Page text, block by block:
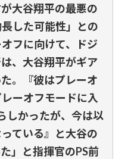
大谷翔平の最悪の
した可能性」との
フに向けて、ドジ
、大谷翔平がギア
。『彼はプレーオ
ーオフモードに入
しかったが、今は以
ている』と大谷の
」と指揮官のPS前